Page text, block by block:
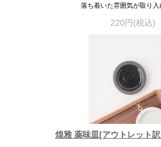
落ち着いた雰囲気が取り入
220円(税込)
煌雅 薬味皿[アウトレット